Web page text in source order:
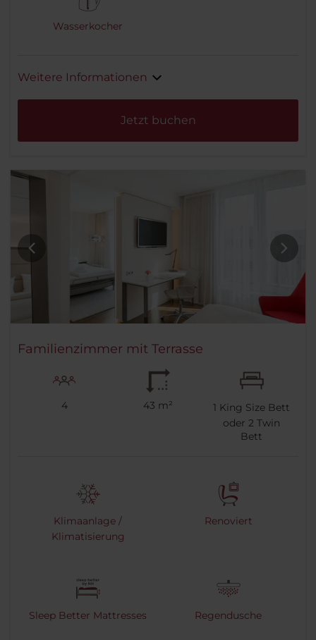
Wasserkocher
Weitere Informationen
Jetzt buchen
Familienzimmer mit Terrasse
4 43 m² 1 King Size Bett
oder2 Twin
Bett
Klimaanlage /
Klimatisierung
Renoviert
Sleep Better Mattresses Regendusche